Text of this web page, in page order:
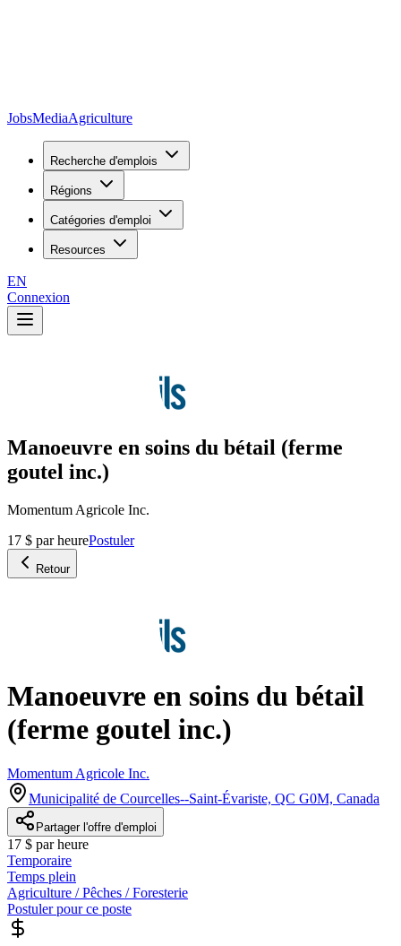
JobsMediaAgriculture
Recherche d'emplois
Régions
Catégories d'emploi
Resources
EN
Connexion
Manoeuvre en soins du bétail (ferme
goutel inc.)
Momentum Agricole Inc.
17 $ par heurePostuler
Retour
Manoeuvre en soins du bétail
(ferme goutel inc.)
Momentum Agricole Inc.
Municipalité de Courcelles--Saint-Évariste, QC G0M, Canada
Partager l'offre d'emploi
17 $ par heure
Temporaire
Temps plein
Agriculture / Pêches / Foresterie
Postuler pour ce poste